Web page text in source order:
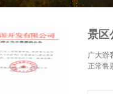
景区
广大游
正常售